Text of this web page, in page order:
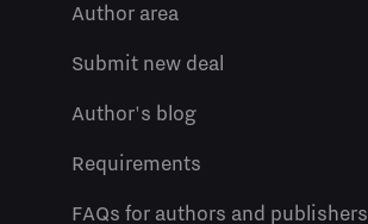
Author area
Submit new deal
Author's blog
Requirements
FAQs for authors and publishers